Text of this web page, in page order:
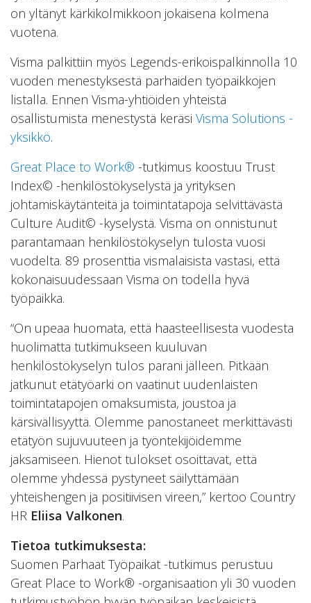
on yltänyt kärkikolmikkoon jokaisena kolmena
vuotena.
Visma palkittiin myös Legends-erikoispalkinnolla 10
vuoden menestyksestä parhaiden työpaikkojen
listalla. Ennen Visma-yhtiöiden yhteistä
osallistumista menestystä keräsi Visma Solutions -
yksikkö.
Great Place to Work® -tutkimus koostuu Trust
Index© -henkilöstökyselystä ja yrityksen
johtamiskäytänteitä ja toimintatapoja selvittävästä
Culture Audit© -kyselystä. Visma on onnistunut
parantamaan henkilöstökyselyn tulosta vuosi
vuodelta. 89 prosenttia vismalaisista vastasi, että
kokonaisuudessaan Visma on todella hyvä
työpaikka.
“On upeaa huomata, että haasteellisesta vuodesta
huolimatta tutkimukseen kuuluvan
henkilöstökyselyn tulos parani jälleen. Pitkään
jatkunut etätyöarki on vaatinut uudenlaisten
toimintatapojen omaksumista, joustoa ja
kärsivällisyyttä. Olemme panostaneet merkittävästi
etätyön sujuvuuteen ja työntekijöidemme
jaksamiseen. Hienot tulokset osoittavat, että
olemme yhdessä pystyneet säilyttämään
yhteishengen ja positiivisen vireen,” kertoo Country
HR Eliisa Valkonen.
Tietoa tutkimuksesta:
Suomen Parhaat Työpaikat -tutkimus perustuu
Great Place to Work® -organisaation yli 30 vuoden